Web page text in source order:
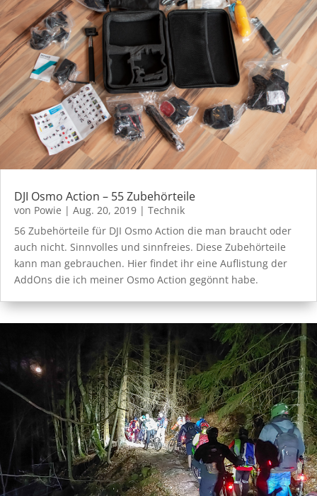
DJI Osmo Action – 55 Zubehörteile
von Powie | Aug. 20, 2019 | Technik
56 Zubehörteile für DJI Osmo Action die man braucht oder
auch nicht. Sinnvolles und sinnfreies. Diese Zubehörteile
kann man gebrauchen. Hier findet ihr eine Auflistung der
AddOns die ich meiner Osmo Action gegönnt habe.